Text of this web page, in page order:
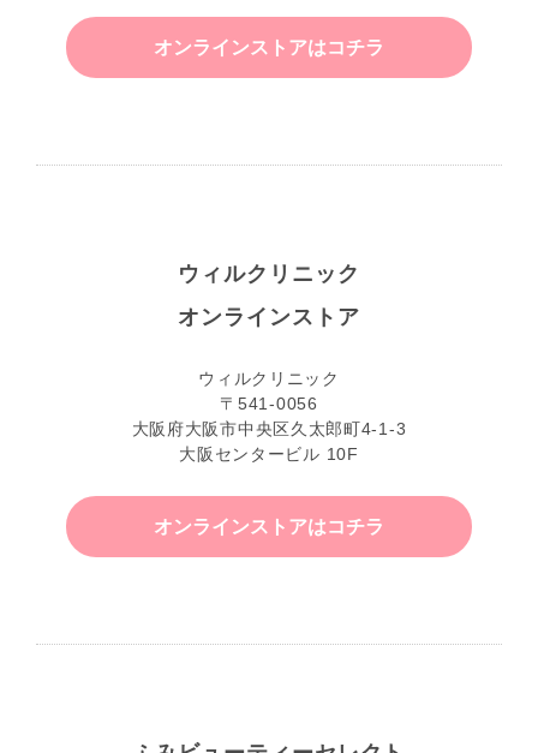
オンラインストアはコチラ
ウィルクリニック
オンラインストア
ウィルクリニック
〒541-0056
大阪府大阪市中央区久太郎町4-1-3
大阪センタービル 10F
オンラインストアはコチラ